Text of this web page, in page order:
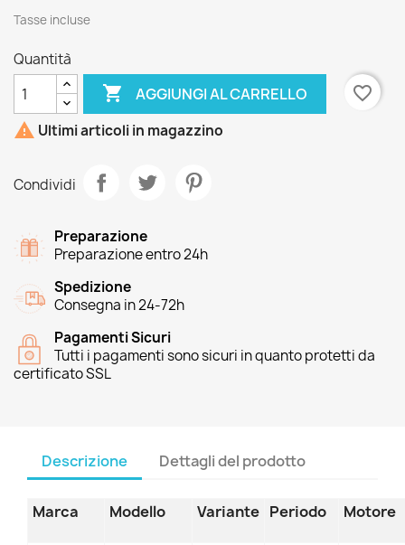
Tasse incluse
Quantità
 AGGIUNGI AL CARRELLO
favorite_border
 Ultimi articoli in magazzino
Condividi
Preparazione
Preparazione entro 24h
Spedizione
Consegna in 24-72h
Pagamenti Sicuri
Tutti i pagamenti sono sicuri in quanto protetti da
certificato SSL
Descrizione Dettagli del prodotto
Marca Modello Variante Periodo Motore